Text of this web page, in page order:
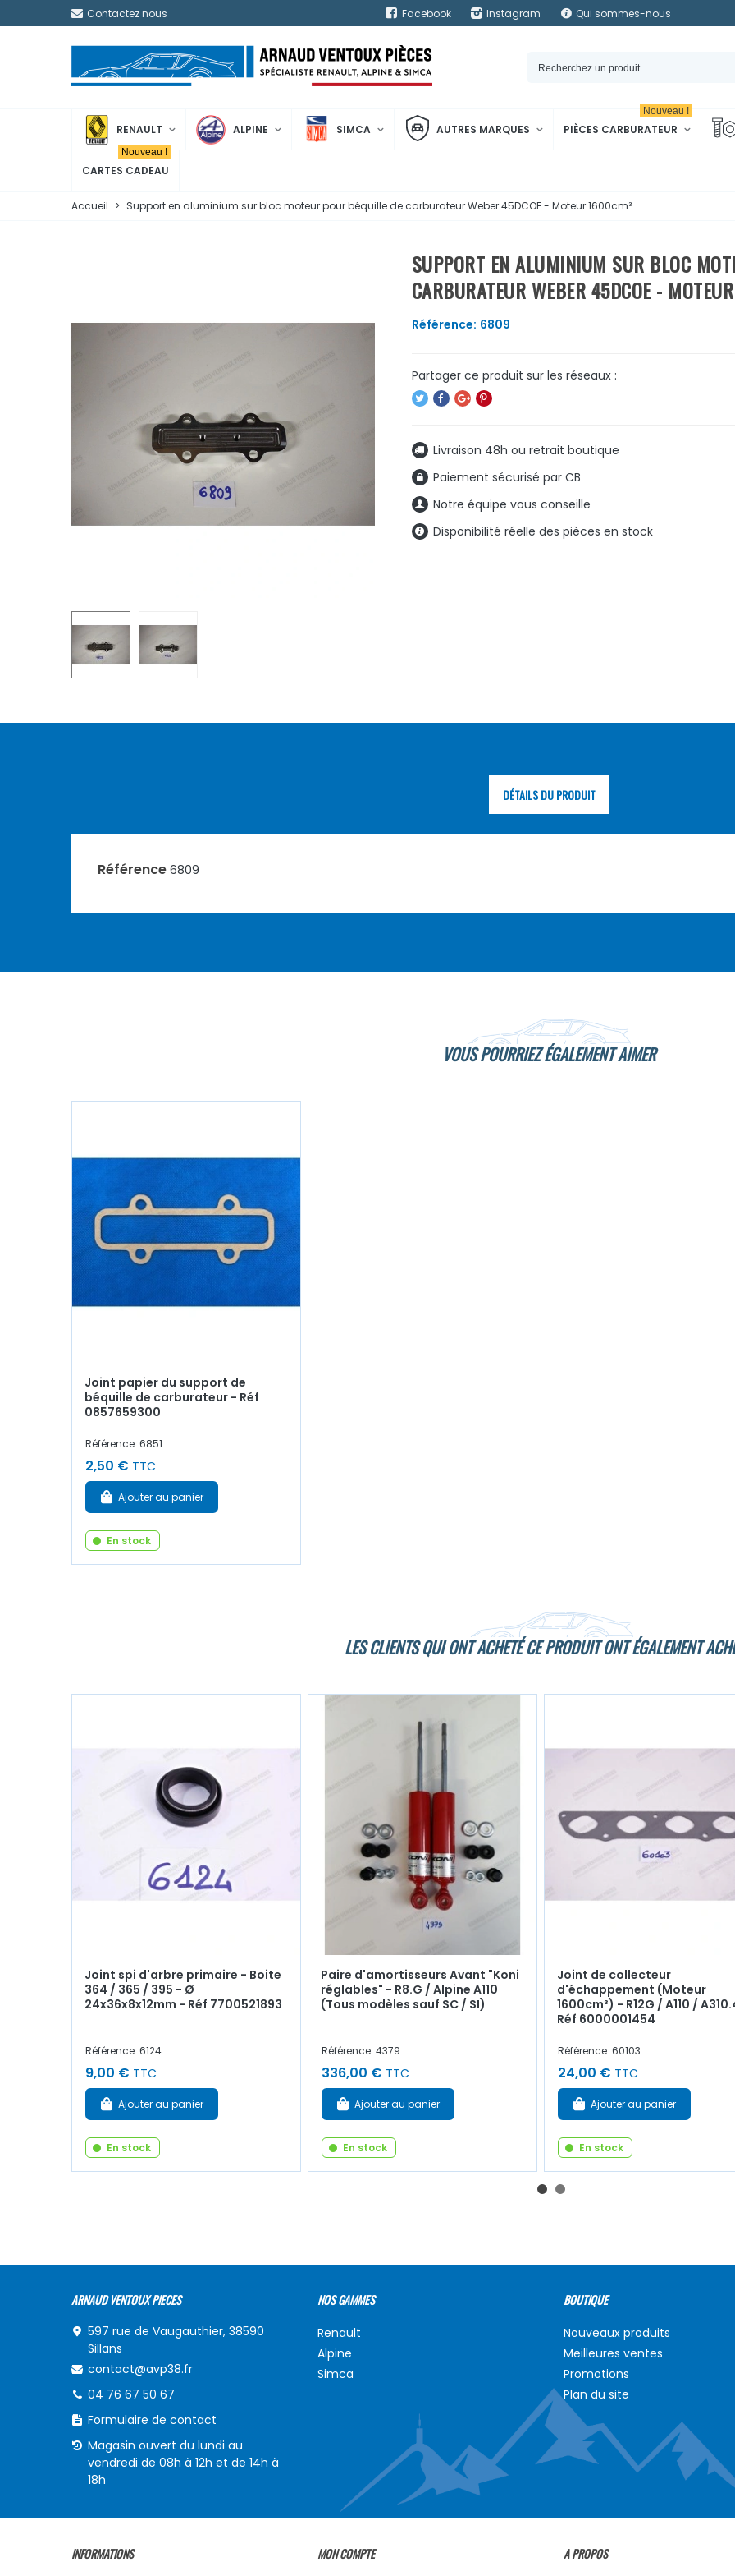
Contactez nous Facebook Instagram Qui sommes-nous
RENAULT ALPINE SIMCA AUTRES MARQUES PIÈCES CARBURATEUR
Nouveau !
CARTES CADEAU
Nouveau !
Accueil > Support en aluminium sur bloc moteur pour béquille de carburateur Weber 45DCOE - Moteur 1600cm³
SUPPORT EN ALUMINIUM SUR BLOC
CARBURATEUR WEBER 45DCOE -
Référence: 6809
Livraison 48h ou retrait boutique
Paiement sécurisé par CB
Notre équipe vous conseille
Disponibilité réelle des pièces en stock
DÉTAILS DU PRODUIT
Référence 6809
VOUS POURRIEZ ÉGALEMENT AIMER
Joint papier du support de
béquille de carburateur - Réf
0857659300
Référence: 6851
2,50 € TTC
Ajouter au panier
En stock
LES CLIENTS QUI ONT ACHETÉ CE PRODUIT ONT ÉGALEMENT
Joint spi d'arbre primaire - Boite
364 / 365 / 395 - Ø
24x36x8x12mm - Réf 7700521893
Référence: 6124
9,00 € TTC
Ajouter au panier
En stock
Paire d'amortisseurs Avant "Koni
réglables" - R8.G / Alpine A110
(Tous modèles sauf SC / SI)
Référence: 4379
336,00 € TTC
Ajouter au panier
En stock
Joint de collecteur
d'échappement (Moteur
1600cm³) - R12G / A110 /
Réf 6000001454
Référence: 60103
24,00 € TTC
Ajouter au panier
En stock
ARNAUD VENTOUX PIECES
597 rue de Vaugauthier, 38590
Sillans
contact@avp38.fr
04 76 67 50 67
Formulaire de contact
Magasin ouvert du lundi au
vendredi de 08h à 12h et de 14h à
18h
NOS GAMMES
Renault
Alpine
Simca
BOUTIQUE
Nouveaux produits
Meilleures ventes
Promotions
Plan du site
INFORMATIONS MON COMPTE A PROPOS